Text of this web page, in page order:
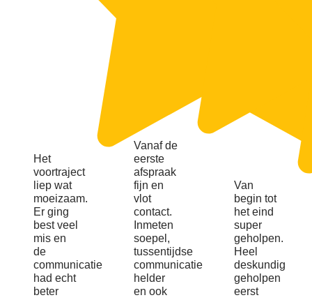
Het
voortraject
liep wat
moeizaam.
Er ging
best veel
mis en
de
communicatie
had echt
beter
Vanaf de
eerste
afspraak
fijn en
vlot
contact.
Inmeten
soepel,
tussentijdse
communicatie
helder
en ook
Van
begin tot
het eind
super
geholpen.
Heel
deskundig
geholpen
eerst